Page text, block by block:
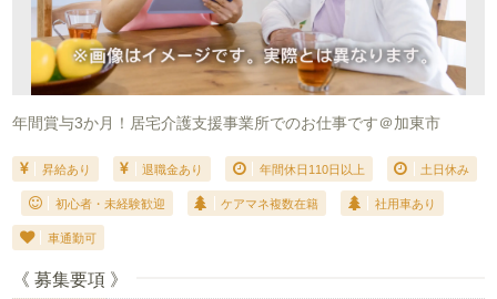
年間賞与3か月！居宅介護支援事業所でのお仕事です＠加東市
昇給あり 退職金あり 年間休日110日以上 土日休み
初心者・未経験歓迎 ケアマネ複数在籍 社用車あり
車通勤可
《 募集要項 》